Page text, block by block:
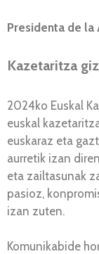
Presidenta de la
Kazetaritza
2024ko Euskal
euskal
euskaraz eta
aurretik izan
eta zailtasunak
pasioz,
izan zuten.
Komunikabide